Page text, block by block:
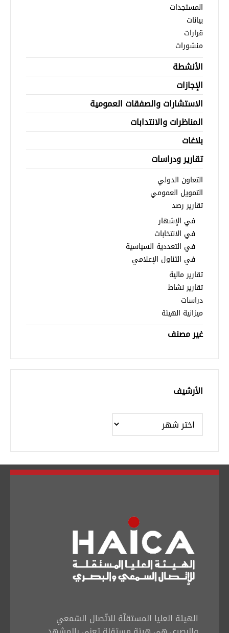
المستجدات
بيانات
قرارات
منشورات
الأنشطة
الإجازات
الاستشارات والصفقات العمومية
المناظرات والانتدابات
بلاغات
تقارير ودراسات
التعاون الدولي
التمويل العمومي
تقارير رصد
في الإشهار
في الانتخابات
في التعددية السياسية
في التناول الإعلامي
تقارير مالية
تقارير نشاط
دراسات
ميزانية الهيئة
غير مصنف
الأرشيف
الأرشيف
الهيئة العليا المستقلّة للاتّصال السّمعي